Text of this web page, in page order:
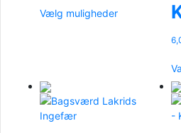
til
Vælg muligheder
Mulighederne
vælges